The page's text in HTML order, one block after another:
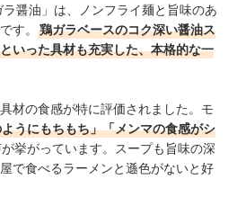
醤油」は、ノンフライ麺と旨味のあ
す。
鶏ガラベースのコク深い醤油ス
いった具材も充実した、本格的な一
材の食感が特に評価されました。モ
うにもちもち」「メンマの食感がシ
が挙がっています。スープも旨味の深
で食べるラーメンと遜色がないと好